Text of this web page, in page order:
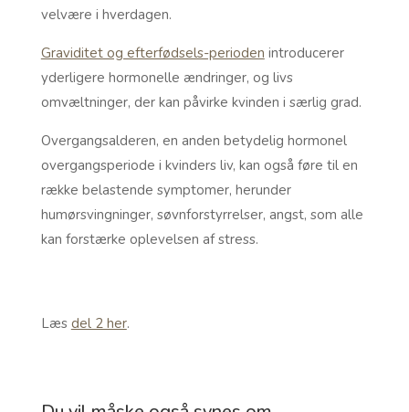
velvære i hverdagen.
Graviditet og efterfødsels-perioden introducerer
yderligere hormonelle ændringer, og livs
omvæltninger, der kan påvirke kvinden i særlig grad.
Overgangsalderen, en anden betydelig hormonel
overgangsperiode i kvinders liv, kan også føre til en
række belastende symptomer, herunder
humørsvingninger, søvnforstyrrelser, angst, som alle
kan forstærke oplevelsen af stress.
Læs del 2 her.